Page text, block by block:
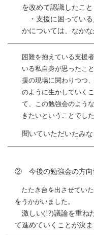
を改めて認識したこと
・支援に困っている
かについては、なか
困難を抱えている支援
いる私自身が思ったこ
援の現場に関わりつつ
のように生かしていく
て、この勉強会のよう
きたいということでした
聞いていただいたみ
② 今後の勉強会の方向
たたき台を出させてい
をうかがいました。
激しい(!?)議論を重ね
て進めていくことが決ま